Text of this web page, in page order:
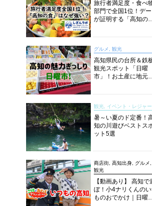
旅行者満足度・食べ
部門で全国1位！デー
が証明する「高知の
グルメ, 観光
高知県民の台所＆鉄
観光スポット「日曜
市」！お土産に地元
説！
観光, イベント・レジャー
暑～い夏のド定番！
知の川遊びベストス
ット5選
商店街, 高知出身, グルメ,
観光
【動画あり】 高知で
ぼ！小4ナリくんの
ものおでかけ｜日曜